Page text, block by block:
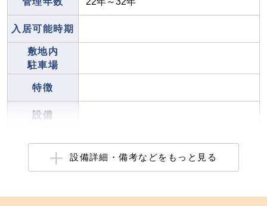
入居可能時期
敷地内
駐車場
特徴
設備
設備詳細・備考などをもっと見る